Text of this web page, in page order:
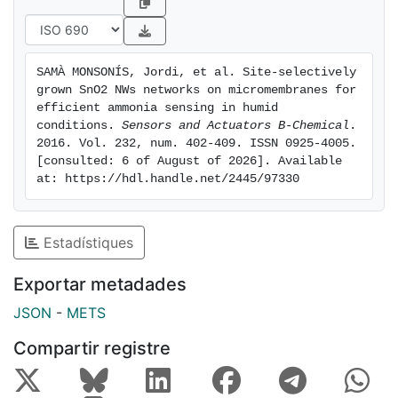
SAMÀ MONSONÍS, Jordi, et al. Site-selectively
grown SnO2 NWs networks on micromembranes for
efficient ammonia sensing in humid
conditions. Sensors and Actuators B-Chemical .
2016. Vol. 232, num. 402-409. ISSN 0925-4005.
[consulted: 6 of August of 2026]. Available
at: https://hdl.handle.net/2445/97330
Estadístiques
Exportar metadades
JSON - METS
Compartir registre